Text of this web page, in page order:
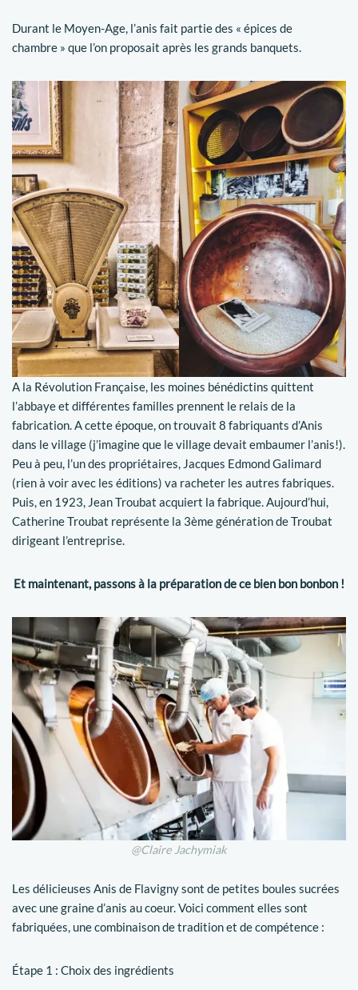
Durant le Moyen-Age, l’anis fait partie des « épices de
chambre » que l’on proposait après les grands banquets.
A la Révolution Française, les moines bénédictins quittent
l’abbaye et différentes familles prennent le relais de la
fabrication. A cette époque, on trouvait 8 fabriquants d’Anis
dans le village (j’imagine que le village devait embaumer l’anis!).
Peu à peu, l’un des propriétaires, Jacques Edmond Galimard
(rien à voir avec les éditions) va racheter les autres fabriques.
Puis, en 1923, Jean Troubat acquiert la fabrique. Aujourd’hui,
Catherine Troubat représente la 3ème génération de Troubat
dirigeant l’entreprise.
Et maintenant, passons à la préparation de ce bien bon bonbon !
@Claire Jachymiak
Les délicieuses Anis de Flavigny sont de petites boules sucrées
avec une graine d’anis au coeur. Voici comment elles sont
fabriquées, une combinaison de tradition et de compétence :
Étape 1 : Choix des ingrédients